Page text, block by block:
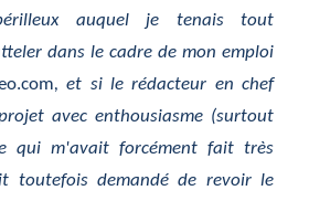
auquel je tenais tout
dans le cadre de mon emploi
, et si le rédacteur en chef
avec enthousiasme (surtout
qui m'avait forcément fait très
toutefois demandé de revoir le